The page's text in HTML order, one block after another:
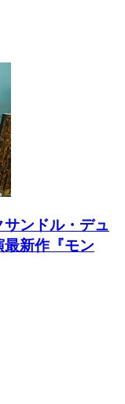
サンドル・デュ
新作『モン